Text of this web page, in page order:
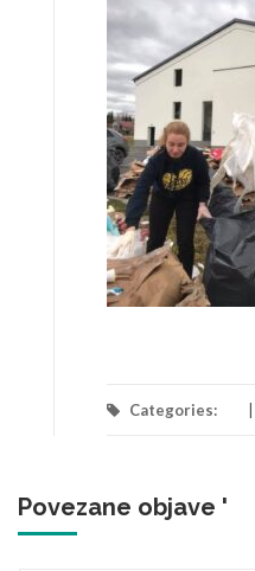
Categories:
Povezane objave '